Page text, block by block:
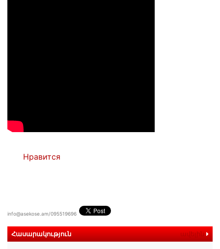
Нравится
info@asekose.am/095519696
Հասարակություն ավելին